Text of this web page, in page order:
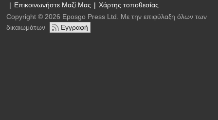
Επικοινωνήστε Μαζί Μας
Χάρτης τοποθεσίας
Copyright © 2026 Eposgo Press Ltd. Με την επιφύλαξη όλων των
δικαιωμάτων
Εγγραφή